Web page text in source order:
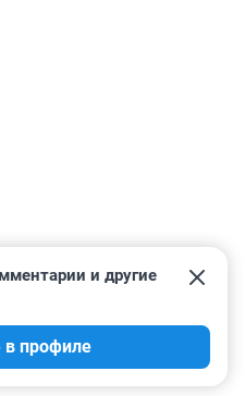
и другие
в профиле